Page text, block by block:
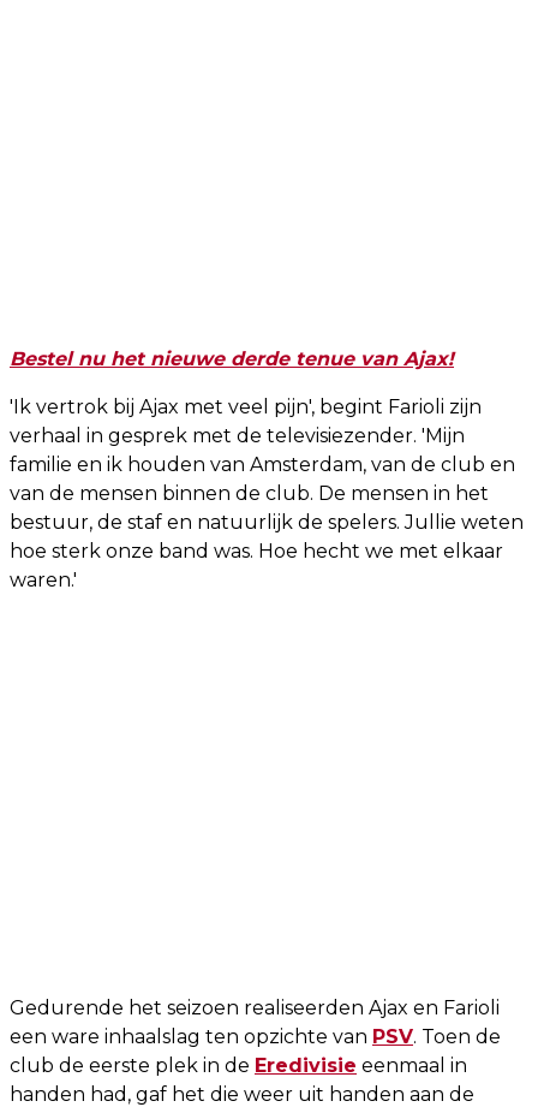
Bestel nu het nieuwe derde tenue van Ajax!
'Ik vertrok bij Ajax met veel pijn', begint Farioli zijn
verhaal in gesprek met de televisiezender. 'Mijn
familie en ik houden van Amsterdam, van de club en
van de mensen binnen de club. De mensen in het
bestuur, de staf en natuurlijk de spelers. Jullie weten
hoe sterk onze band was. Hoe hecht we met elkaar
waren.'
Gedurende het seizoen realiseerden Ajax en Farioli
een ware inhaalslag ten opzichte van PSV. Toen de
club de eerste plek in de Eredivisie eenmaal in
handen had, gaf het die weer uit handen aan de